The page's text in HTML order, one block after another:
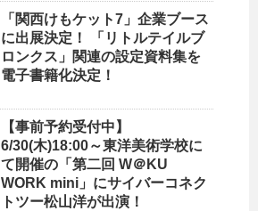
「関西けもケット7」企業ブース
に出展決定！ 「リトルテイルブ
ロンクス」関連の設定資料集を
電子書籍化決定！
【事前予約受付中】
6/30(木)18:00～東洋美術学校に
て開催の「第二回 W＠KU
WORK mini」にサイバーコネク
トツー松山洋が出演！